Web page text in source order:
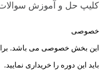
کلیپ حل و آموزش
خصوصی
این بخش خصوصی می باشد.
باید این دوره را خریداری نمایید.